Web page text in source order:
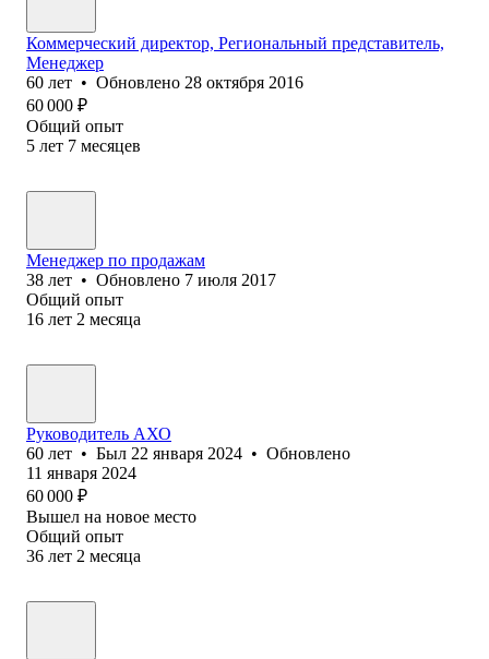
Коммерческий директор, Региональный представитель,
Менеджер
60 лет • Обновлено 28 октября 2016
60 000 ₽
Общий опыт
5 лет 7 месяцев
Менеджер по продажам
38 лет • Обновлено 7 июля 2017
Общий опыт
16 лет 2 месяца
Руководитель АХО
60 лет • Был 22 января 2024 • Обновлено
11 января 2024
60 000 ₽
Вышел на новое место
Общий опыт
36 лет 2 месяца